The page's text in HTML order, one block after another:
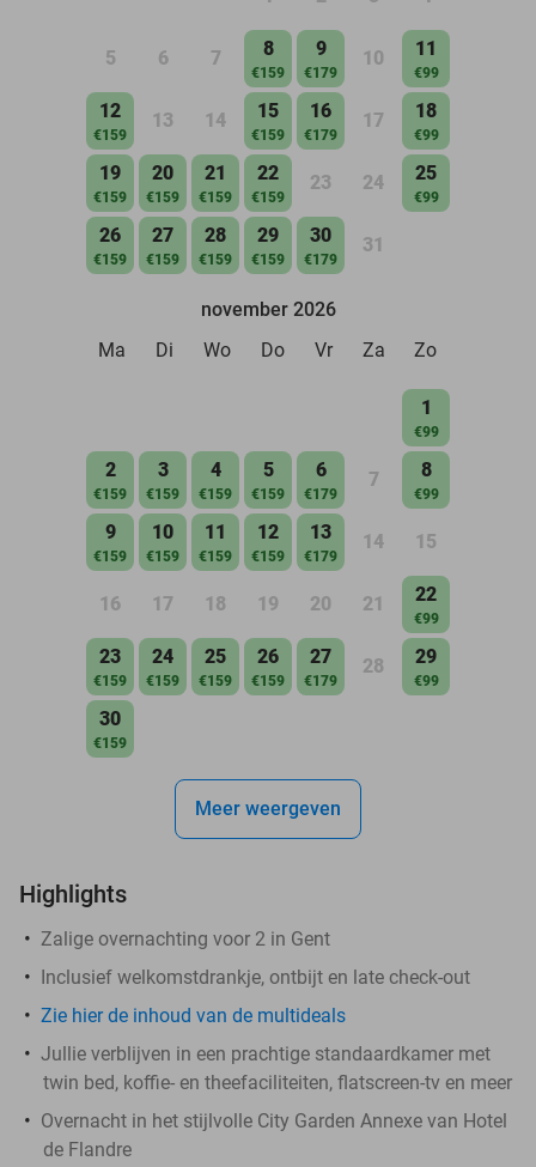
5 6 7 8
€159
9
€179
10 11
€99
12
€159
13 14 15
€159
16
€179
17 18
€99
19
€159
20
€159
21
€159
22
€159
23 24 25
€99
26
€159
27
€159
28
€159
29
€159
30
€179
31
november 2026
Ma
Di Wo Do Vr Za Zo
1
€99
2
€159
3
€159
4
€159
5
€159
6
€179
7 8
€99
9
€159
10
€159
11
€159
12
€159
13
€179
14 15
16 17 18 19 20 21 22
€99
23
€159
24
€159
25
€159
26
€159
27
€179
28 29
€99
30
€159
Meer weergeven
Highlights
Zalige overnachting voor 2 in Gent
Inclusief welkomstdrankje, ontbijt en late check-out
Zie hier de inhoud van de multideals
Jullie verblijven in een prachtige standaardkamer met
twin bed, koffie- en theefaciliteiten, flatscreen-tv en meer
Overnacht in het stijlvolle City Garden Annexe van Hotel
de Flandre